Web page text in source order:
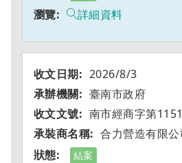
詳細資料
2026/8/3
臺南市政府
南市經商字第
合力營造有限公
結案